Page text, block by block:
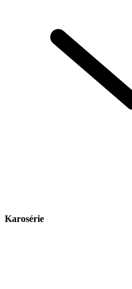
Karosérie